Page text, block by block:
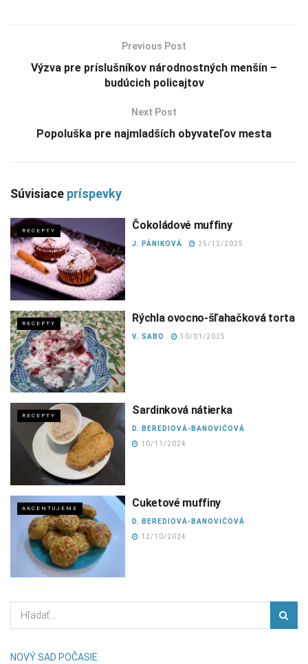
Previous Post
Výzva pre príslušníkov národnostných menšín –
budúcich policajtov
Next Post
Popoluška pre najmladších obyvateľov mesta
Súvisiace príspevky
RECEPTY Čokoládové muffiny
J. PÁNIKOVÁ 25/12/2025
RECEPTY Rýchla ovocno-šľahačková torta
V. SABO 30/01/2025
RECEPTY Sardinková nátierka
D. BEREDIOVÁ-BANOVIĆOVÁ
10/11/2024
AKCENTUJEME Cuketové muffiny
D. BEREDIOVÁ-BANOVIĆOVÁ
12/10/2024
NOVÝ SAD POČASIE